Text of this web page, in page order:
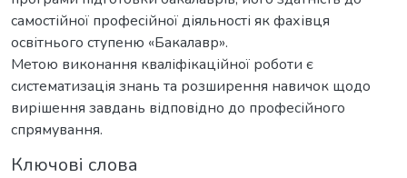
самостійної професійної діяльності як фахівця
освітнього ступеню «Бакалавр».
Метою виконання кваліфікаційної роботи є
систематизація знань та розширення навичок щодо
вирішення завдань відповідно до професійного
спрямування.
Ключові слова